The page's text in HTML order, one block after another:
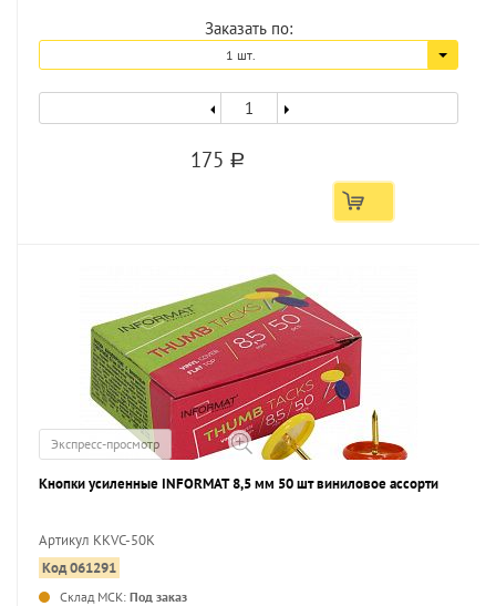
Заказать по:
1 шт.
175 a
Экспресс-просмотр
Кнопки усиленные INFORMAT 8,5 мм 50 шт виниловое ассорти
Артикул KKVC-50K
Код 061291
Склад МСК: Под заказ